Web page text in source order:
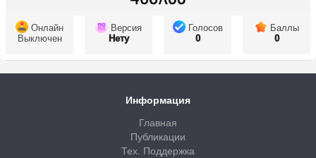
Онлайн
Выключен
Версия
Нету
Голосов
0
Баллы
0
Информация
Главная
Публикации
Тех. Поддержка